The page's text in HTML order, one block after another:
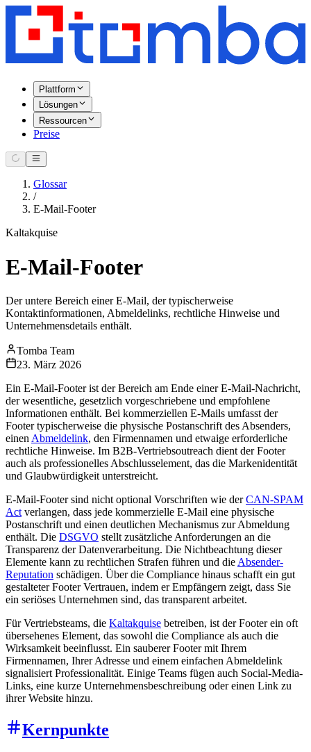
Plattform
Lösungen
Ressourcen
Preise
Glossar
/
E-Mail-Footer
Kaltakquise
E-Mail-Footer
Der untere Bereich einer E-Mail, der typischerweise
Kontaktinformationen, Abmeldelinks, rechtliche Hinweise und
Unternehmensdetails enthält.
Tomba Team
23. März 2026
Ein E-Mail-Footer ist der Bereich am Ende einer E-Mail-Nachricht,
der wesentliche, gesetzlich vorgeschriebene und empfohlene
Informationen enthält. Bei kommerziellen E-Mails umfasst der
Footer typischerweise die physische Postanschrift des Absenders,
einen Abmeldelink, den Firmennamen und etwaige erforderliche
rechtliche Hinweise. Im B2B-Vertriebsoutreach dient der Footer
auch als professionelles Abschlusselement, das die Markenidentität
und Glaubwürdigkeit unterstreicht.
E-Mail-Footer sind nicht optional Vorschriften wie derCAN-SPAM
Act verlangen, dass jede kommerzielle E-Mail eine physische
Postanschrift und einen deutlichen Mechanismus zur Abmeldung
enthält. Die DSGVO stellt zusätzliche Anforderungen an die
Transparenz der Datenverarbeitung. Die Nichtbeachtung dieser
Elemente kann zu rechtlichen Strafen führen und die Absender-
Reputation schädigen. Über die Compliance hinaus schafft ein gut
gestalteter Footer Vertrauen, indem er Empfängern zeigt, dass Sie
ein seriöses Unternehmen sind, das transparent arbeitet.
Für Vertriebsteams, die Kaltakquise betreiben, ist der Footer ein oft
übersehenes Element, das sowohl die Compliance als auch die
Wirksamkeit beeinflusst. Ein sauberer Footer mit Ihrem
Firmennamen, Ihrer Adresse und einem einfachen Abmeldelink
signalisiert Professionalität. Einige Teams fügen auch Social-Media-
Links, eine kurze Unternehmensbeschreibung oder einen Link zu
ihrer Website hinzu.
Kernpunkte